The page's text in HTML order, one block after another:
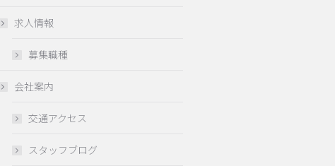
求人情報
募集職種
会社案内
交通アクセス
スタッフブログ